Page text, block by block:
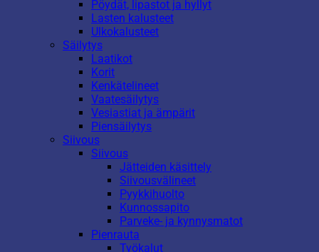
Pöydät, lipastot ja hyllyt
Lasten kalusteet
Ulkokalusteet
Säilytys
Laatikot
Korit
Kenkätelineet
Vaatesäilytys
Vesiastiat ja ämpärit
Piensäilytys
Siivous
Siivous
Jätteiden käsittely
Siivousvälineet
Pyykkihuolto
Kunnossapito
Parveke- ja kynnysmatot
Pienrauta
Työkalut